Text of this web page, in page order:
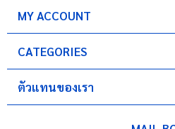
MY ACCOUNT
CATEGORIES
ตัวแทนของเรา